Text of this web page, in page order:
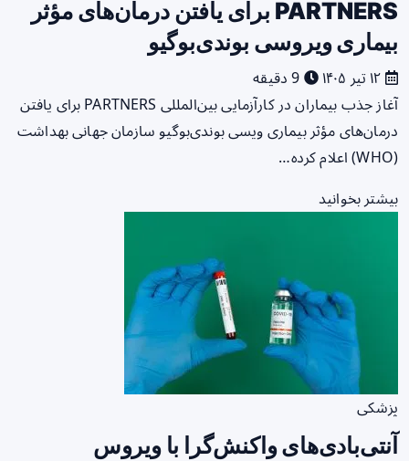
PARTNERS برای یافتن درمان‌های مؤثر
بیماری ویروسی بوندی‌بوگیو
آغاز جذب بیماران در کارآزمایی بین‌المللی PARTNERS برای یافتن
درمان‌های مؤثر بیماری ویسی بوندی‌بوگیو سازمان جهانی بهداشت
(WHO) اعلام کرده…
بیشتر بخوانید
پزشکی
آنتی‌بادی‌های واکنش‌گرا با ویروس